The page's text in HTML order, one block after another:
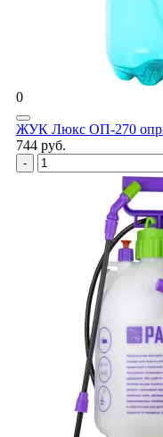
0
ЖУК Люкс ОП-270
744 руб.